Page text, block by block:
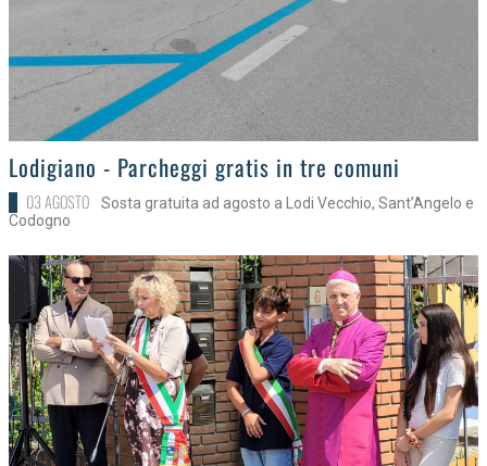
>Lodigiano - Parcheggi gratis in tre comuni
03 AGOSTO
Sosta gratuita ad agosto a Lodi Vecchio, Sant’Angelo e
Codogno